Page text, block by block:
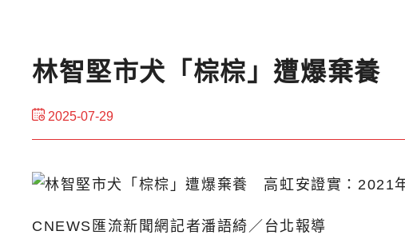
林智堅市犬「棕棕」遭爆棄養
2025-07-29
CNEWS匯流新聞網記者潘語綺／台北報導